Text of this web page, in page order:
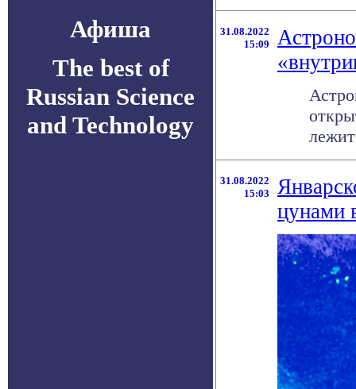
Афиша
The best of
Russian Science
and Technology
31.08.2022
15:09
31.08.2022
15:03
цунами